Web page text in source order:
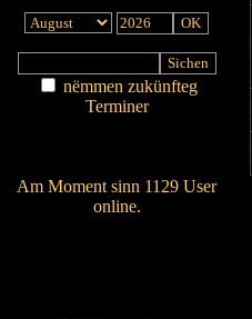
nëmmen zukünfteg
Terminer
Am Moment sinn 1129 User
online.